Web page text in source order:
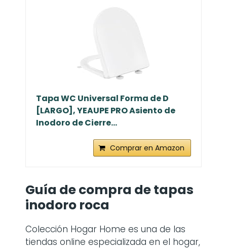
Tapa WC Universal Forma de D
[LARGO], YEAUPE PRO Asiento de
Inodoro de Cierre...
Comprar en Amazon
Guía de compra detapas
inodoro roca
Colección Hogar Home es una de las
tiendas online especializada en el hogar,